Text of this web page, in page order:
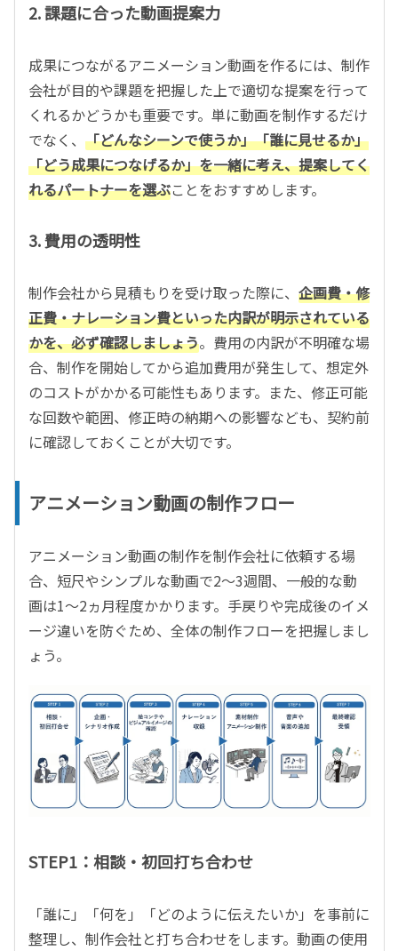
2. 課題に合った動画提案力
成果につながるアニメーション動画を作るには、制作
会社が目的や課題を把握した上で適切な提案を行って
くれるかどうかも重要です。単に動画を制作するだけ
でなく、 「どんなシーンで使うか」「誰に見せるか」
「どう成果につなげるか」を一緒に考え、提案してく
れるパートナーを選ぶことをおすすめします。
3. 費用の透明性
制作会社から見積もりを受け取った際に、 企画費・修
正費・ナレーション費といった内訳が明示されている
かを、必ず確認しましょう。費用の内訳が不明確な場
合、制作を開始してから追加費用が発生して、想定外
のコストがかかる可能性もあります。また、修正可能
な回数や範囲、修正時の納期への影響なども、契約前
に確認しておくことが大切です。
アニメーション動画の制作フロー
アニメーション動画の制作を制作会社に依頼する場
合、短尺やシンプルな動画で2～3週間、一般的な動
画は1～2ヵ月程度かかります。手戻りや完成後のイメ
ージ違いを防ぐため、全体の制作フローを把握しまし
ょう。
STEP1：相談・初回打ち合わせ
「誰に」「何を」「どのように伝えたいか」を事前に
整理し、制作会社と打ち合わせをします。動画の使用